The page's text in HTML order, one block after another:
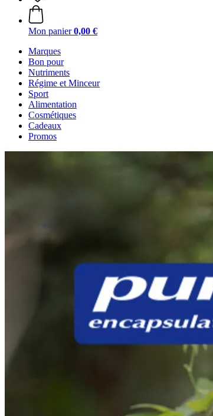
Mon panier 0,00 €
Marques
Bon pour
Nutriments
Régime et Minceur
Sport
Alimentation
Cosmétiques
Cadeaux
Promos